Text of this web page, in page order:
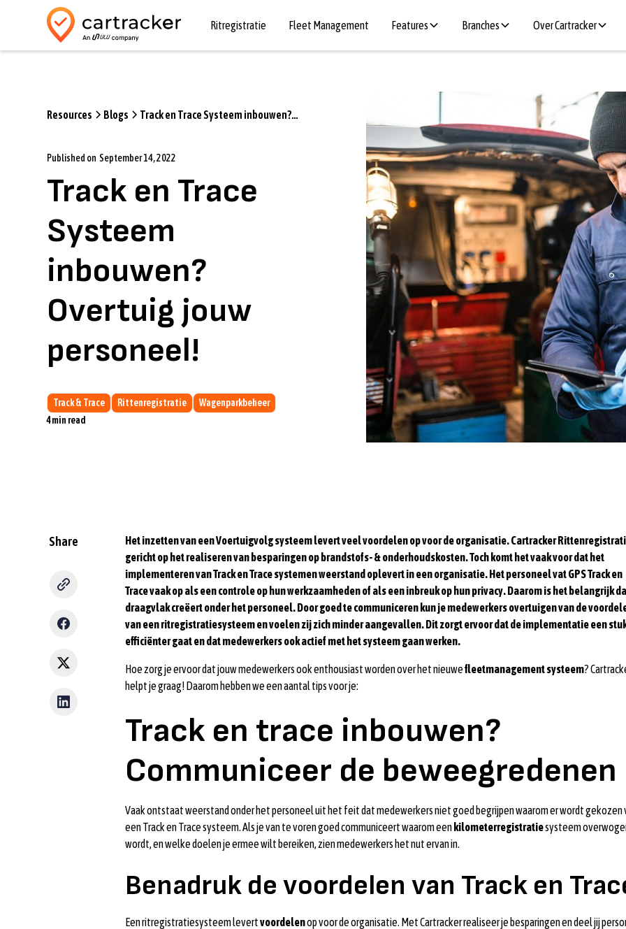
Ritregistratie Fleet Management Features Branches Over Cartracker
Resources Blogs
Track en Trace Systeem inbouwen?
Published on September 14, 2022
Track en Trace
Systeem
inbouwen?
Overtuig jouw
personeel!
Track & Trace Rittenregistratie
Wagenparkbeheer
4min read
Share Het inzetten van een Voertuigvolg systeem levert veel voordelen op voor de organisatie. Cartracker
gericht op het realiseren van besparingen op brandstofs- &onderhoudskosten. Toch komt het vaak voor dat het
implementeren van Track en Trace systemen weerstand oplevert in een organisatie. Het personeel vat GPS Track en
Trace vaak op als een controle op hun werkzaamheden of als een inbreuk op hun privacy. Daarom is het belangrijk
draagvlak creëert onder het personeel. Door goed te communiceren kun je medewerkers overtuigen van de
van een ritregistratiesysteem en voelen zij zich minder aangevallen. Dit zorgt ervoor dat de implementatie een
efficiënter gaat en dat medewerkers ook actief met het systeem gaan werken.
Hoe zorg je ervoor dat jouw medewerkers ook enthousiast worden over het nieuwefleetmanagement systeem?
helpt je graag! Daarom hebben we een aantal tips voor je:
Track en trace inbouwen?
Communiceer de beweegredenen
Vaak ontstaat weerstand onder het personeel uit het feit dat medewerkers niet goed begrijpen waarom er wordt gekozen
een Track en Trace systeem. Als je van te voren goed communiceert waarom eenkilometerregistratiesysteem
wordt, en welke doelen je ermee wilt bereiken, zien medewerkers het nut ervan in.
Benadruk de voordelen van Track en
Een ritregistratiesysteem levertvoordelenop voor de organisatie. Met Cartracker realiseer je besparingen en deel jij